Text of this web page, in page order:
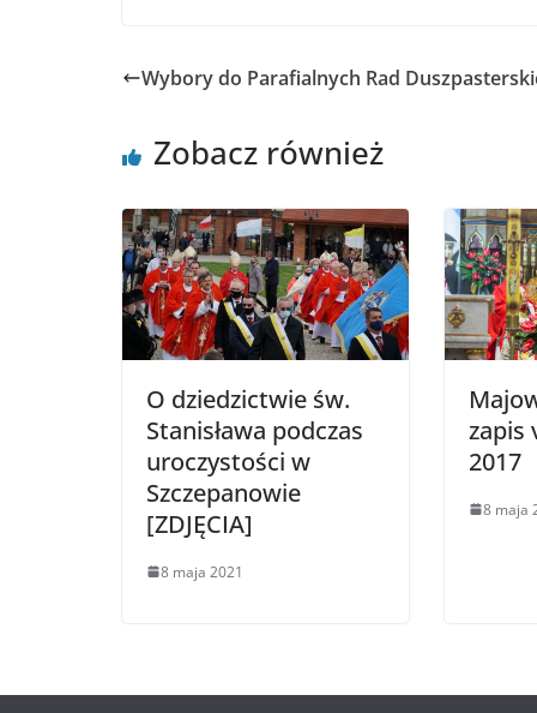
Wybory do Parafialnych Rad
Zobacz również
O dziedzictwie św.
Stanisława podczas
uroczystości w
Szczepanowie
[ZDJĘCIA]
8 maja 2021
zapis
2017
8 maja